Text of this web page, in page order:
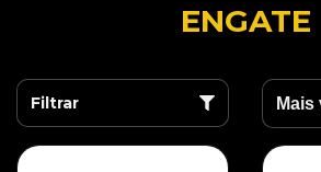
ENGATE
Filtrar